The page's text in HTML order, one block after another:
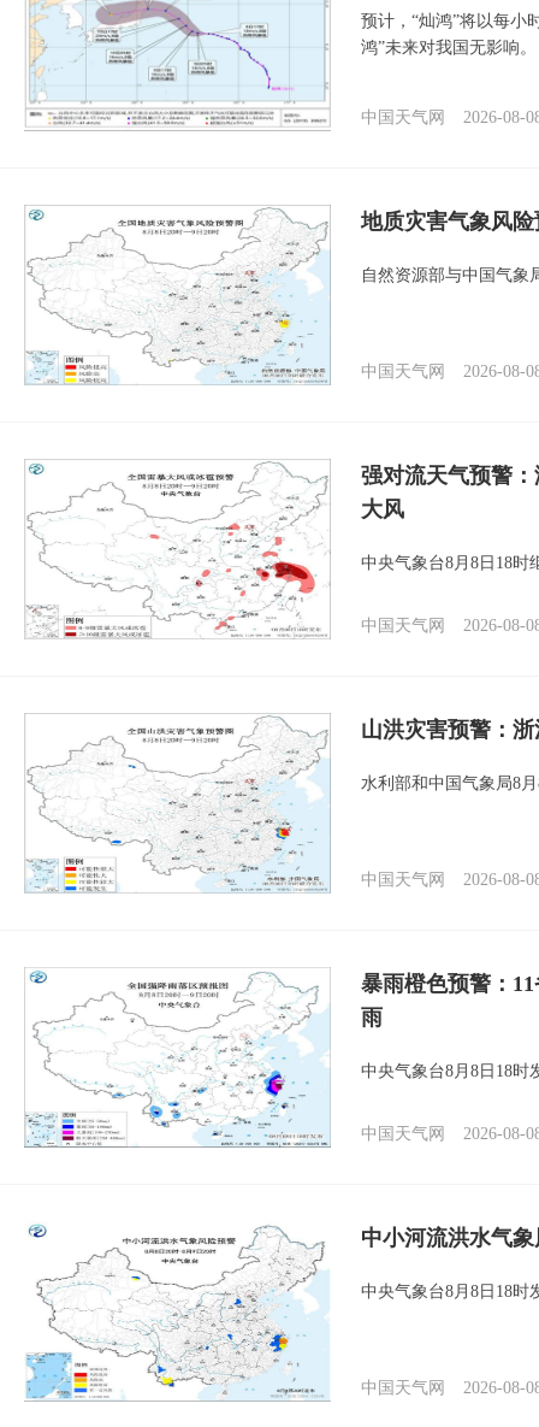
预计，“灿鸿”将以每小
鸿”未来对我国无影响。
中国天气网 2026-08-
地质灾害气象风
自然资源部与中国气象
中国天气网 2026-08-
强对流天气预警
大风
中央气象台8月8日18时
中国天气网 2026-08-
山洪灾害预警：
水利部和中国气象局8
中国天气网 2026-08-
暴雨橙色预警：
雨
中央气象台8月8日18时
中国天气网 2026-08-
中小河流洪水气
中央气象台8月8日18时
中国天气网 2026-08-